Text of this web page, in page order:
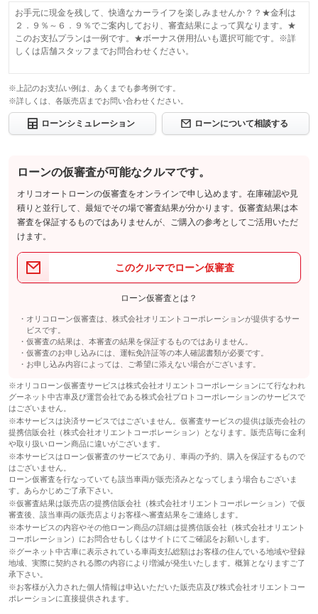
お手元に現金を残して、快適なカーライフを楽しみませんか？？★金利は
２．９％～６．９％でご案内しており、審査結果によって異なります。★
このお支払プランは一例です。★ボーナス併用払いも選択可能です。※詳
しくは店舗スタッフまでお問合わせください。
※上記のお支払い例は、あくまでも参考例です。
※詳しくは、各販売店までお問い合わせください。
ローンシミュレーション ローンについて相談する
ローンの仮審査が可能なクルマです。
オリコオートローンの仮審査をオンラインで申し込めます。在庫確認や見
積りと並行して、最短でその場で審査結果が分かります。仮審査結果は本
審査を保証するものではありませんが、ご購入の参考としてご活用いただ
けます。
このクルマでローン仮審査
ローン仮審査とは？
オリコローン仮審査は、株式会社オリエントコーポレーションが提供するサー
ビスです。
仮審査の結果は、本審査の結果を保証するものではありません。
仮審査のお申し込みには、運転免許証等の本人確認書類が必要です。
お申し込み内容によっては、ご希望に添えない場合がございます。
※オリコローン仮審査サービスは株式会社オリエントコーポレーションにて行なわれ
グーネット中古車及び運営会社である株式会社プロトコーポレーションのサービスで
はございません。
※本サービスは決済サービスではございません。仮審査サービスの提供は販売会社の
提携信販会社（株式会社オリエントコーポレーション）となります。販売店毎に金利
や取り扱いローン商品に違いがございます。
※本サービスはローン仮審査のサービスであり、車両の予約、購入を保証するもので
はございません。
ローン仮審査を行なっていても該当車両が販売済みとなってしまう場合もございま
す。あらかじめご了承下さい。
※仮審査結果は販売店の提携信販会社（株式会社オリエントコーポレーション）で仮
審査後、該当車両の販売店よりお客様へ審査結果をご連絡します。
※本サービスの内容やその他ローン商品の詳細は提携信販会社（株式会社オリエント
コーポレーション）にお問合せもしくはサイトにてご確認をお願いします。
※グーネット中古車に表示されている車両支払総額はお客様の住んでいる地域や登録
地域、実際に契約される際の内容により増減が発生いたします。概算となりますご了
承下さい。
※お客様が入力された個人情報は申込いただいた販売店及び株式会社オリエントコー
ポレーションに直接提供されます。